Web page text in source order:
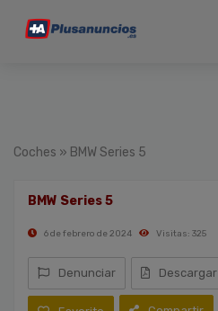
Coches » BMW Series 5
BMW Series 5
6 de febrero de 2024 Visitas: 325
Denunciar Descargar